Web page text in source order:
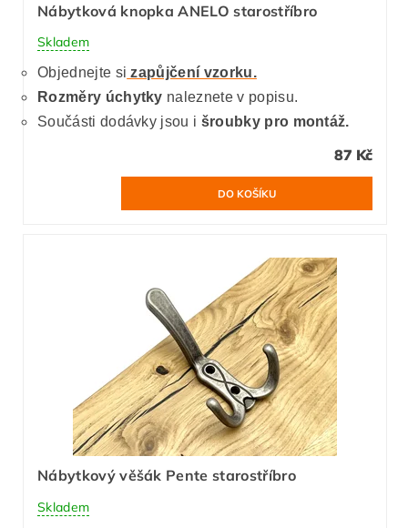
Nábytková knopka ANELO starostříbro
Skladem
Objednejte si zapůjčení vzorku.
Rozměry úchytky naleznete v popisu.
Součásti dodávky jsou i šroubky pro montáž.
87 Kč
Nábytkový věšák Pente starostříbro
Skladem